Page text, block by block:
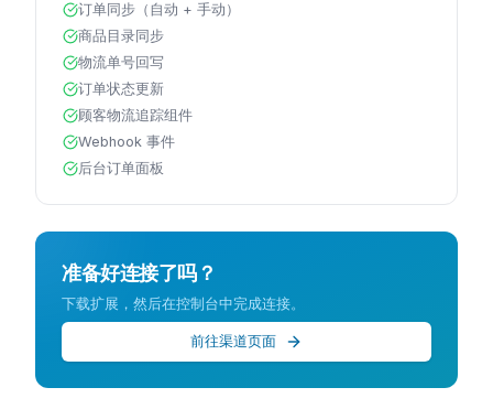
订单同步（自动 + 手动）
商品目录同步
物流单号回写
订单状态更新
顾客物流追踪组件
Webhook 事件
后台订单面板
准备好连接了吗？
下载扩展，然后在控制台中完成连接。
前往渠道页面